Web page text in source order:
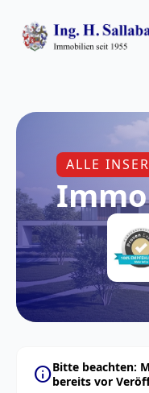
ALLE
infoBitte beachten:
bereits vor